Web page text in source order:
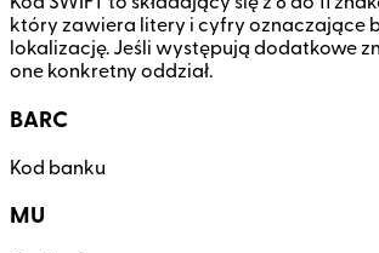
który zawiera litery i cyfry oznaczające
lokalizację. Jeśli występują dodatkowe
one konkretny oddział.
BARC
Kod banku
MU